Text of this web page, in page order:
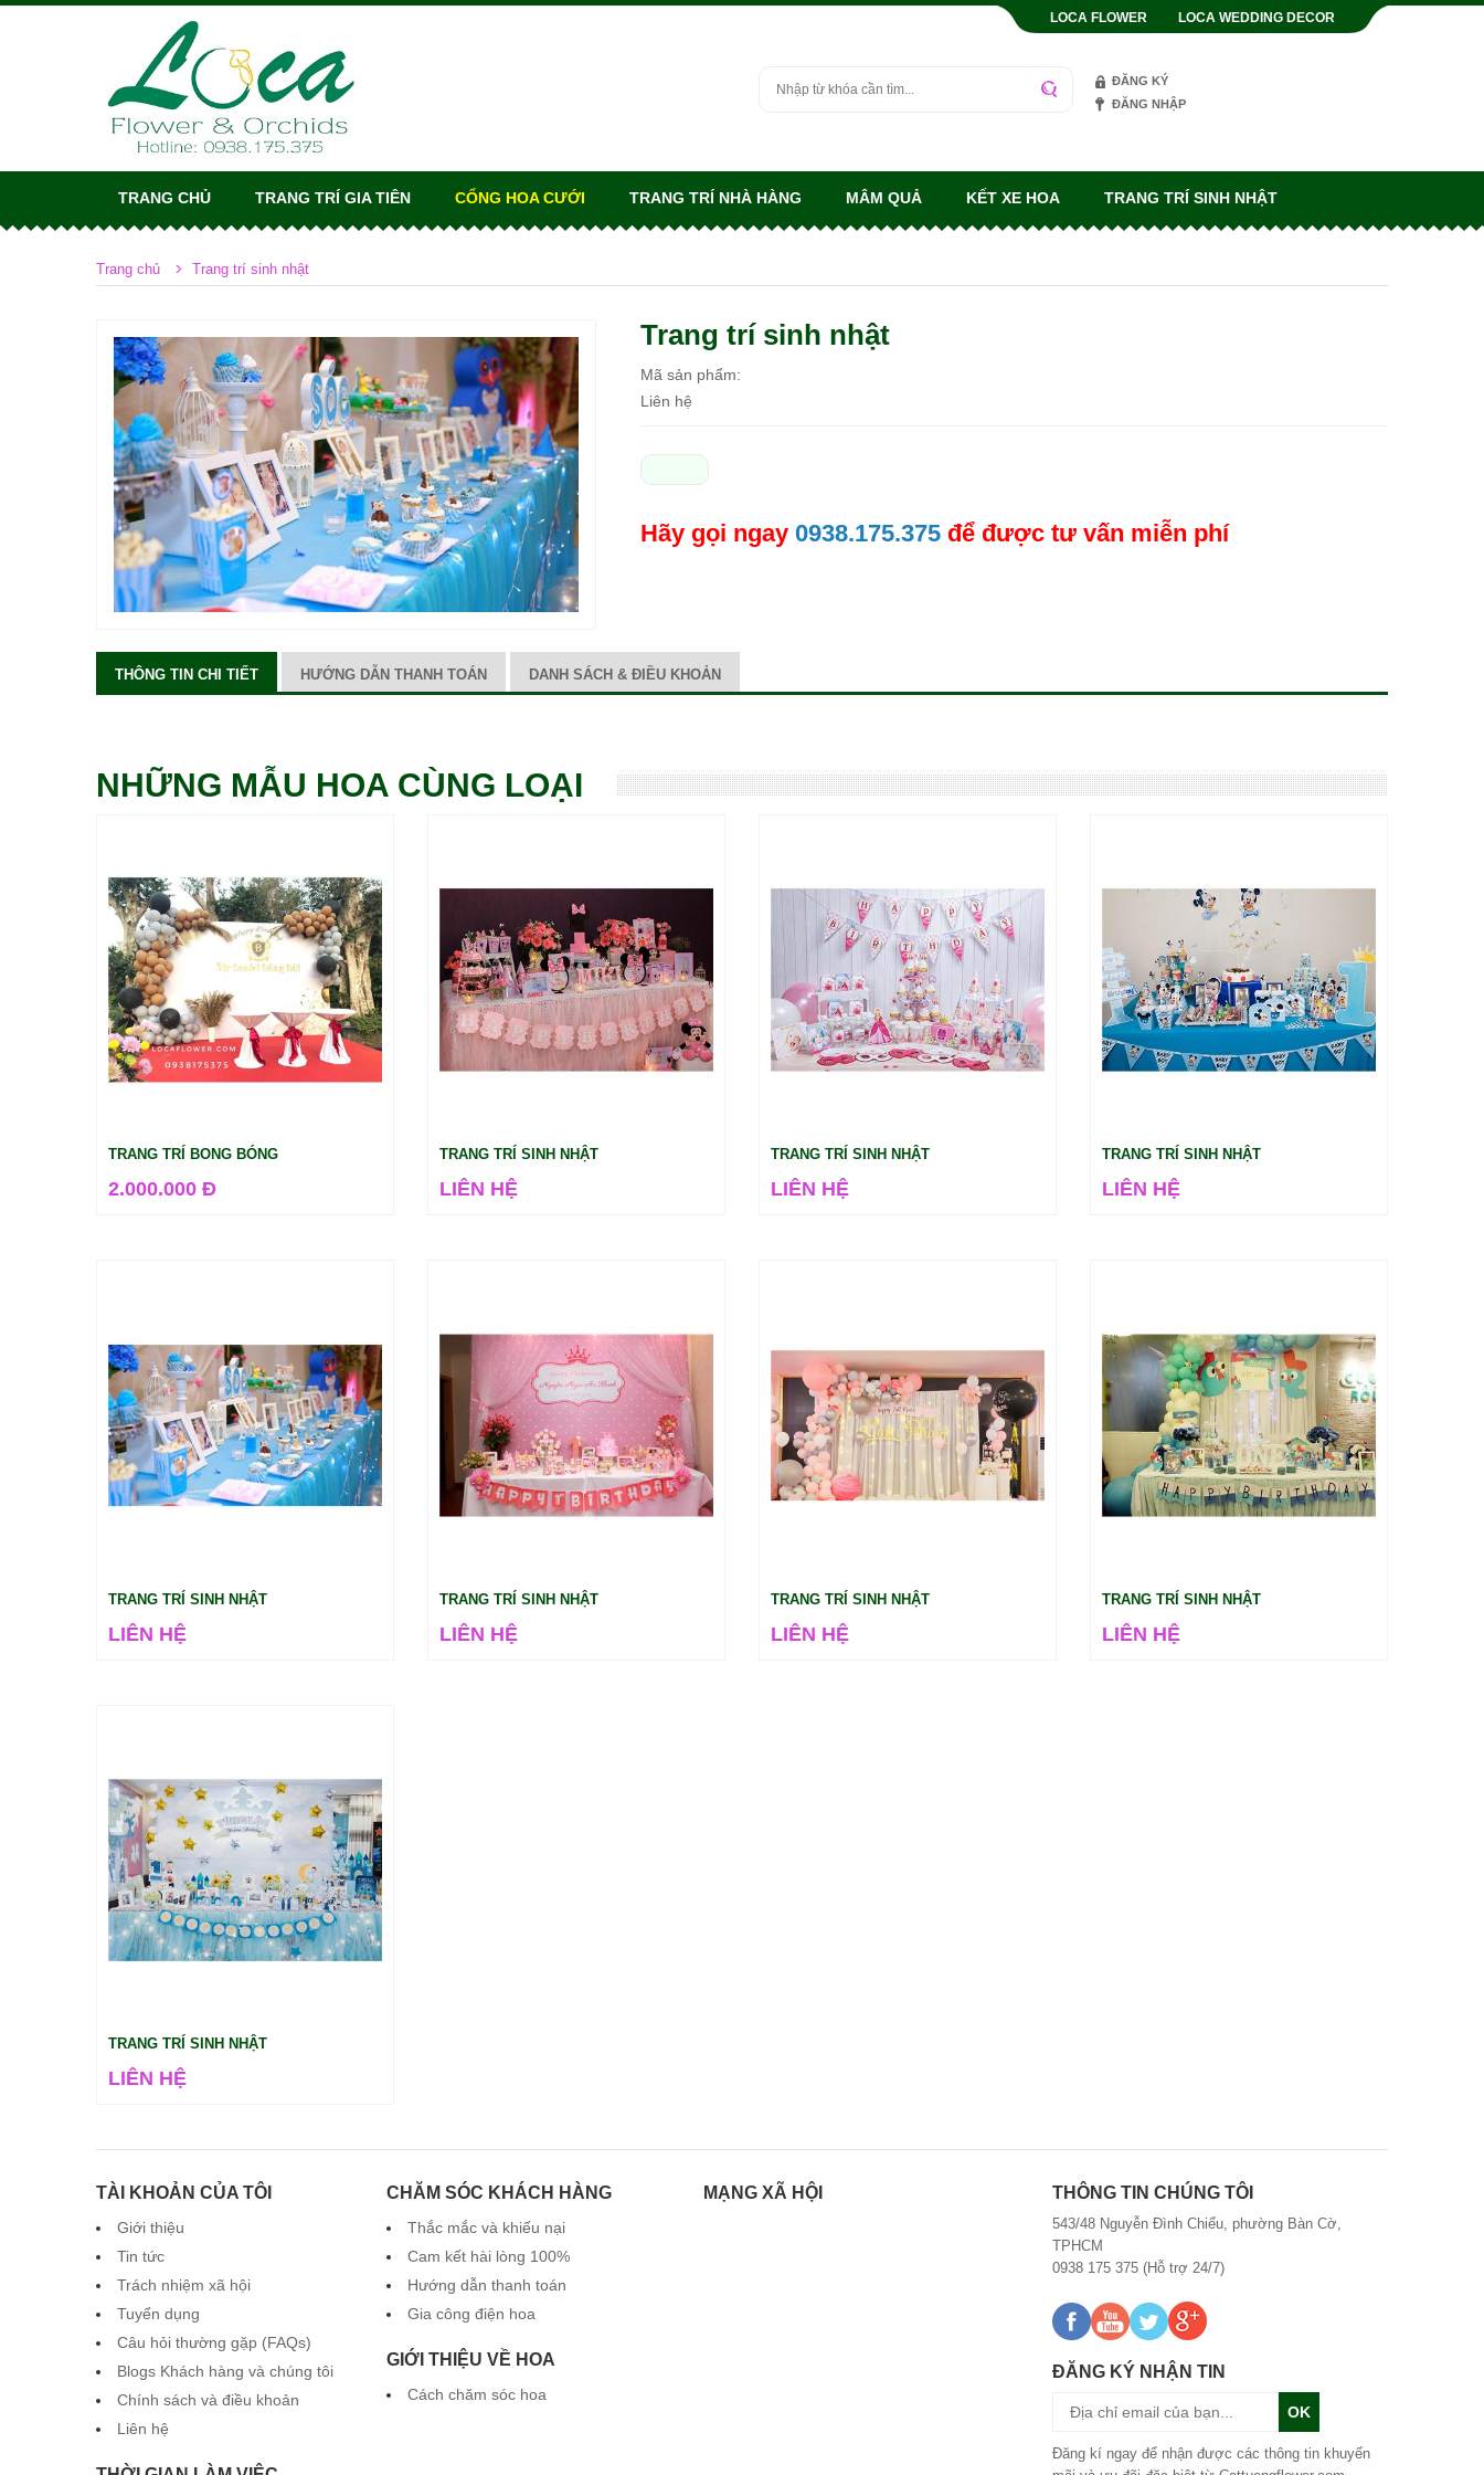
LOCA FLOWER LOCA WEDDING DECOR
ĐĂNG KÝ
ĐĂNG NHẬP
TRANG CHỦ TRANG TRÍ GIA TIÊN CỔNG HOA CƯỚI TRANG TRÍ NHÀ HÀNG MÂM QUẢ KẾT XE HOA TRANG TRÍ SINH NHẬT
Trang chủ Trang trí sinh nhật
Trang trí sinh nhật
Mã sản phẩm:
Liên hệ
Hãy gọi ngay 0938.175.375 để được tư vấn miễn phí
THÔNG TIN CHI TIẾT HƯỚNG DẪN THANH TOÁN DANH SÁCH & ĐIỀU KHOẢN
NHỮNG MẪU HOA CÙNG LOẠI
TRANG TRÍ BONG BÓNG
2.000.000 Đ
TRANG TRÍ SINH NHẬT
LIÊN HỆ
TRANG TRÍ SINH NHẬT
LIÊN HỆ
TRANG TRÍ SINH NHẬT
LIÊN HỆ
TRANG TRÍ SINH NHẬT
LIÊN HỆ
TRANG TRÍ SINH NHẬT
LIÊN HỆ
TRANG TRÍ SINH NHẬT
LIÊN HỆ
TRANG TRÍ SINH NHẬT
LIÊN HỆ
TRANG TRÍ SINH NHẬT
LIÊN HỆ
TÀI KHOẢN CỦA TÔI
Giới thiệu
Tin tức
Trách nhiệm xã hội
Tuyển dụng
Câu hỏi thường gặp (FAQs)
Blogs Khách hàng và chúng tôi
Chính sách và điều khoản
Liên hệ
CHĂM SÓC KHÁCH HÀNG
Thắc mắc và khiếu nại
Cam kết hài lòng 100%
Hướng dẫn thanh toán
Gia công điện hoa
GIỚI THIỆU VỀ HOA
Cách chăm sóc hoa
MẠNG XÃ HỘI THÔNG TIN CHÚNG TÔI
543/48 Nguyễn Đình Chiểu, phường Bàn Cờ,
TPHCM
0938 175 375 (Hỗ trợ 24/7)
ĐĂNG KÝ NHẬN TIN
OK
Đăng kí ngay để nhận được các thông tin khuyến